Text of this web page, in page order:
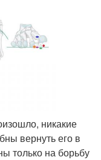
никакие
вернуть его в
только на борьбу